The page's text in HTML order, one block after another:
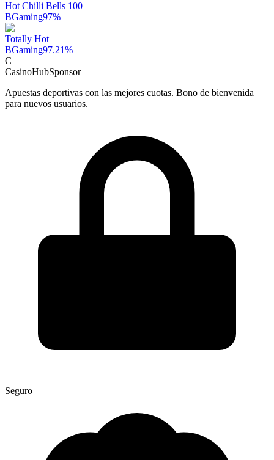
Hot Chilli Bells 100
BGaming97%
Totally Hot
BGaming97.21%
C
CasinoHubSponsor
Apuestas deportivas con las mejores cuotas. Bono de bienvenida
para nuevos usuarios.
Seguro